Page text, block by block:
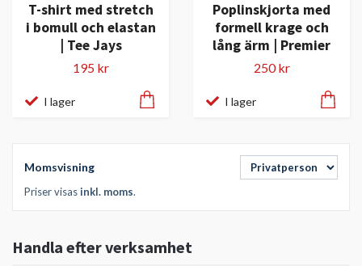
Momsvisning
Priser visasinkl. moms.
Handla efter verksamhet
T-shirt med stretch
i bomull och elastan
| Tee Jays
195 kr
I lager
Poplinskjorta med
formell krage och
lång ärm | Premier
250 kr
I lager